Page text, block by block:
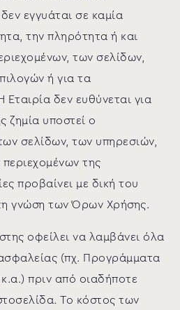
εγγυάται σε καμία
την πληρότητα ή και
των σελίδων,
ή για τα
δεν ευθύνεται για
ζημία υποστεί ο
σελίδων, των υπηρεσιών,
της
προβαίνει με δική του
γνώση των Όρων Χρήσης.
οφείλει να λαμβάνει όλα
(πχ. Προγράμματα
πριν από οιαδήποτε
Το κόστος των